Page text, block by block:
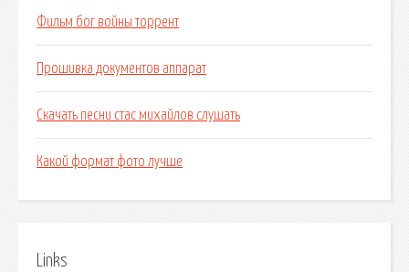
Фильм бог войны торрент
Прошивка документов аппарат
Скачать песни стас михайлов слушать
Какой формат фото лучше
Links